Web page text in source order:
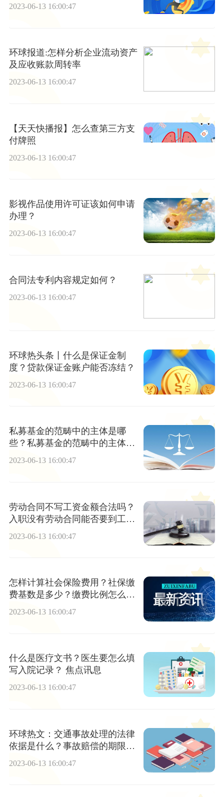
2023-06-13 16:00:47
环球报道:怎样分析企业流动资产
及应收账款周转率
2023-06-13 16:00:47
【天天快播报】怎么查第三方支
付牌照
2023-06-13 16:00:47
影视作品使用许可证该如何申请
办理？
2023-06-13 16:00:47
合同法专利内容规定如何？
2023-06-13 16:00:47
环球热头条丨什么是保证金制
度？贷款保证金账户能否冻结？
2023-06-13 16:00:47
私募基金的范畴中的主体是哪
些？私募基金的范畴中的主体类
型
2023-06-13 16:00:47
劳动合同不写工资金额合法吗？
入职没有劳动合同能否要到工
2023-06-13 16:00:47
怎样计算社会保险费用？社保缴
费基数是多少？缴费比例怎么
算？ 世界百事通
2023-06-13 16:00:47
什么是医疗文书？医生要怎么填
写入院记录？ 焦点讯息
2023-06-13 16:00:47
环球热文：交通事故处理的法律
依据是什么？事故赔偿的期限和
2023-06-13 16:00:47